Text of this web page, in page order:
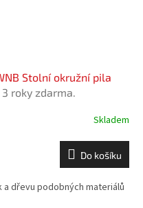
Stolní okružní pila
roky zdarma.
Skladem
Do košíku
dřevu podobných materiálů